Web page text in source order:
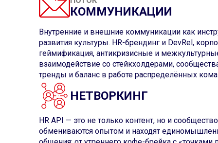
КОММУНИКАЦИИ
Внутренние и внешние коммуникации как
развития культуры. HR-брендинг и DevRel,
геймификация, антикризисные и
взаимодействие со стейкхолдерами,
тренды и баланс в работе распределённых
НЕТВОРКИНГ
HR API — это не только контент, но и
обмениваются опытом и находят